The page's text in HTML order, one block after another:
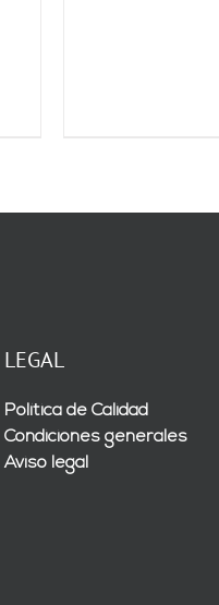
LEGAL
Política de Calidad
Condiciones generales
Aviso legal